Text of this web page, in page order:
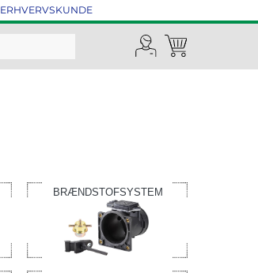
ERHVERVSKUNDE
BRÆNDSTOFSYSTEM